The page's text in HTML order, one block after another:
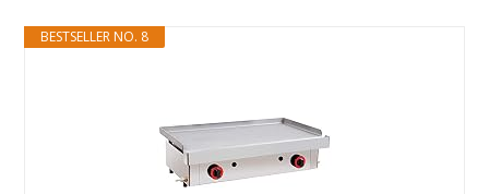
BESTSELLER NO. 8